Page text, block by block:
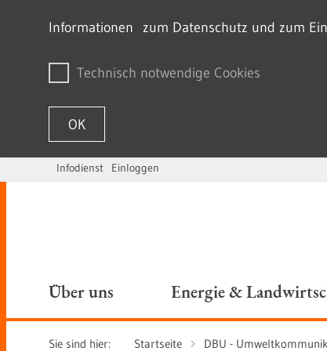
Informationen zum Datenschutz und zum
Technisch notwendige Cookies
OK
Zum Inhalt springen
Infodienst Einloggen
Über uns Energie &
Sie sind hier: Startseite DBU -